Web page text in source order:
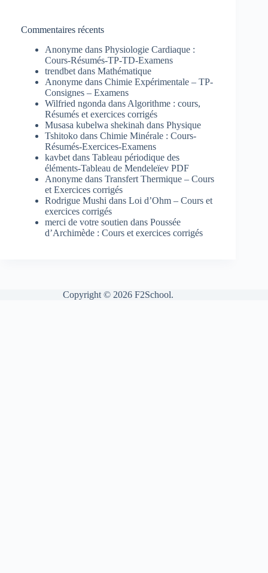
Commentaires récents
Anonyme dans Physiologie Cardiaque :
Cours-Résumés-TP-TD-Examens
trendbet dans Mathématique
Anonyme dans Chimie Expérimentale – TP-
Consignes – Examens
Wilfried ngonda dans Algorithme : cours,
Résumés et exercices corrigés
Musasa kubelwa shekinah dans Physique
Tshitoko dans Chimie Minérale : Cours-
Résumés-Exercices-Examens
kavbet dans Tableau périodique des
éléments-Tableau de Mendeleïev PDF
Anonyme dans Transfert Thermique – Cours
et Exercices corrigés
Rodrigue Mushi dans Loi d’Ohm – Cours et
exercices corrigés
merci de votre soutien dans Poussée
d’Archimède : Cours et exercices corrigés
Copyright © 2026 F2School.